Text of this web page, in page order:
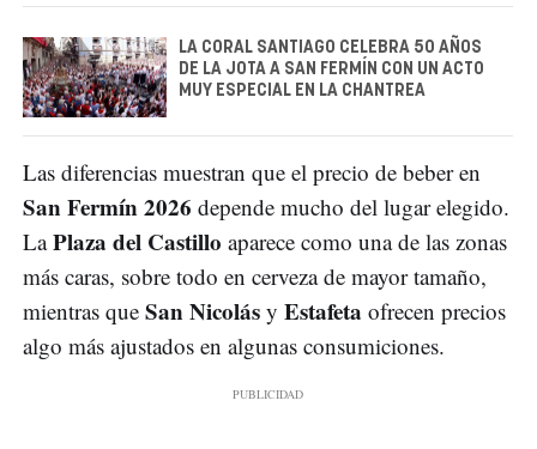
LA CORAL SANTIAGO CELEBRA 50 AÑOS
DE LA JOTA A SAN FERMÍN CON UN ACTO
MUY ESPECIAL EN LA CHANTREA
Las diferencias muestran que el precio de beber en
San Fermín 2026 depende mucho del lugar elegido.
LaPlaza del Castillo aparece como una de las zonas
más caras, sobre todo en cerveza de mayor tamaño,
mientras que San Nicolás y Estafeta ofrecen precios
algo más ajustados en algunas consumiciones.